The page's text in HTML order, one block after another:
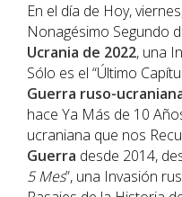
En el día de Hoy,
Nonagésimo Segundo
Ucrania de 2022, una
Sólo es el “Último
Guerra ruso-
hace Ya Más de 10
ucraniana que nos
Guerra desde 2014,
5 Mes”, una Invasión